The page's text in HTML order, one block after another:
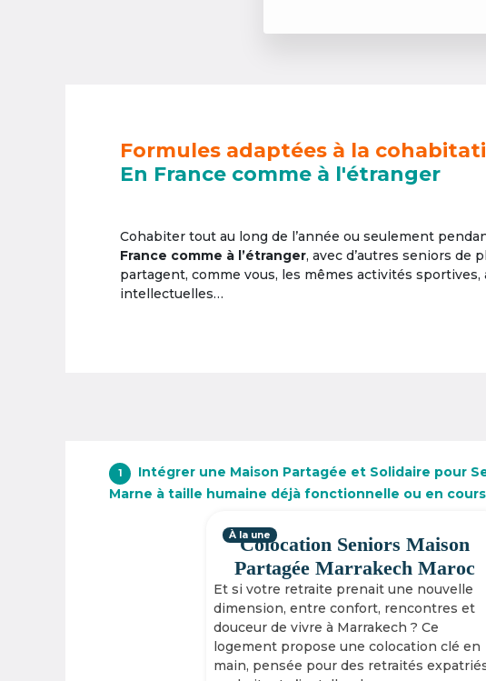
Formules adaptées à la
En France comme à l'étranger
Cohabiter tout au long de l’année ou seulement
France comme à l’étranger, avec d’autres seniors de
partagent, comme vous, les mêmes activités sportives,
intellectuelles…
1
Intégrer une Maison Partagée et Solidaire pour
Marne à taille humaine déjà fonctionnelle ou en
Colocation Seniors Maison
Partagée Marrakech Maroc
Et si votre retraite prenait une nouvelle
dimension, entre confort, rencontres et
douceur de vivre à Marrakech ? Ce
logement propose une colocation clé en
main, pensée pour des retraités
À la une